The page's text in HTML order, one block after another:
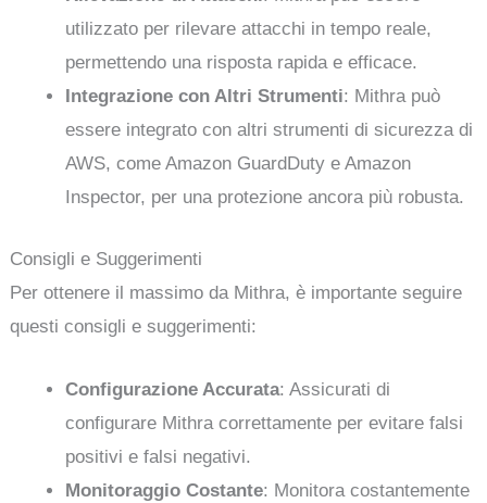
utilizzato per rilevare attacchi in tempo reale,
permettendo una risposta rapida e efficace.
Integrazione con Altri Strumenti: Mithra può
essere integrato con altri strumenti di sicurezza di
AWS, come Amazon GuardDuty e Amazon
Inspector, per una protezione ancora più robusta.
Consigli e Suggerimenti
Per ottenere il massimo da Mithra, è importante seguire
questi consigli e suggerimenti:
Configurazione Accurata: Assicurati di
configurare Mithra correttamente per evitare falsi
positivi e falsi negativi.
Monitoraggio Costante: Monitora costantemente